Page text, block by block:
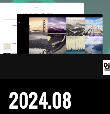
2024.08